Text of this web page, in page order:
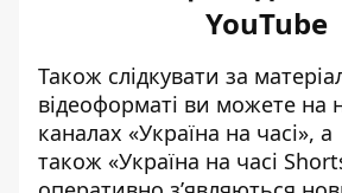
YouTube
Також слідкувати за
відеоформаті ви можете на
каналах «Україна на часі», а
також «Україна на часі